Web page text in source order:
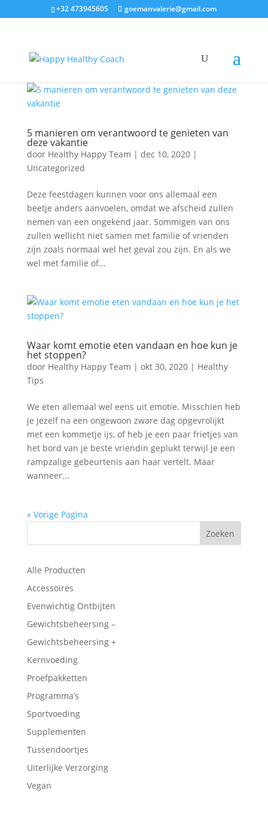
+32 473945605 goemanvalerie@gmail.com
5 manieren om verantwoord te genieten van
deze vakantie
door Healthy Happy Team | dec 10, 2020|
Uncategorized
Deze feestdagen kunnen voor ons allemaal een
beetje anders aanvoelen, omdat we afscheid zullen
nemen van een ongekend jaar. Sommigen van ons
zullen wellicht niet samen met familie of vrienden
zijn zoals normaal wel het geval zou zijn. En als we
wel met familie of...
Waar komt emotie eten vandaan en hoe kun je
het stoppen?
door Healthy Happy Team | okt 30, 2020| Healthy
Tips
We eten allemaal wel eens uit emotie. Misschien heb
je jezelf na een ongewoon zware dag opgevrolijkt
met een kommetje ijs, of heb je een paar frietjes van
het bord van je beste vriendin geplukt terwijl je een
rampzalige gebeurtenis aan haar vertelt. Maar
wanneer...
« Vorige Pagina
Alle Producten
Accessoires
Evenwichtig Ontbijten
Gewichtsbeheersing –
Gewichtsbeheersing +
Kernvoeding
Proefpakketten
Programma’s
Sportvoeding
Supplementen
Tussendoortjes
Uiterlijke Verzorging
Vegan